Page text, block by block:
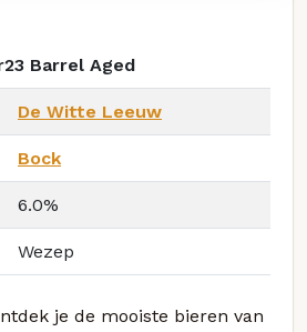
Barrel Aged
De Witte Leeuw
Bock
6.0%
Wezep
je de mooiste bieren van